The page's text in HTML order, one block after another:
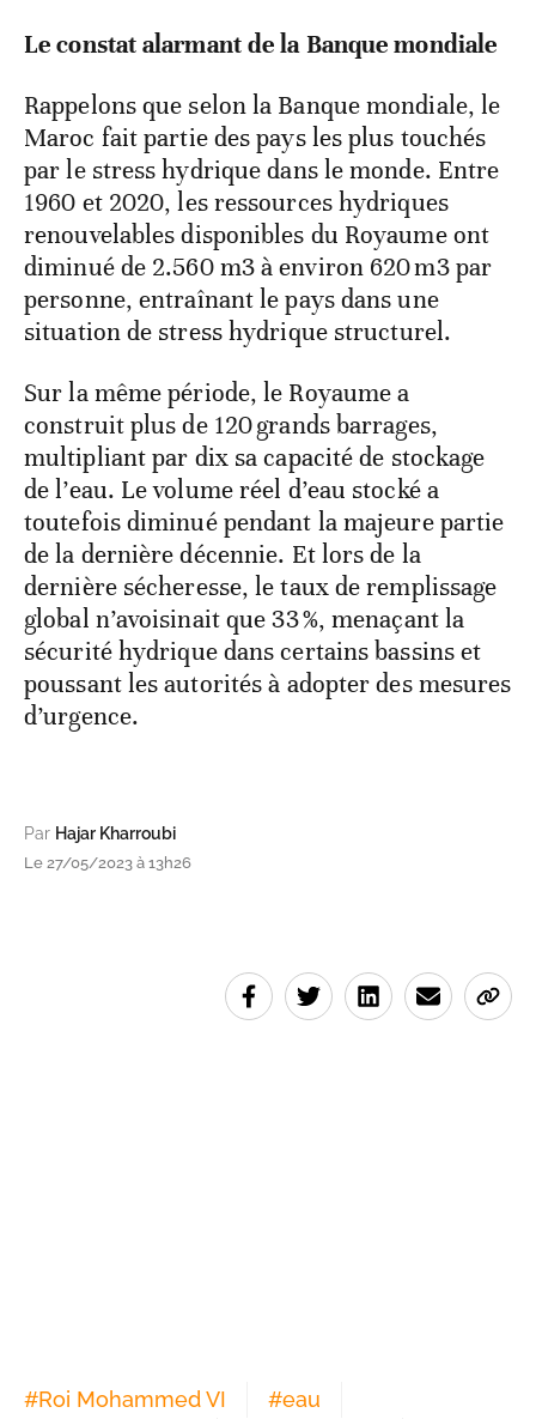
Le constat alarmant de la Banque mondiale
Rappelons que selon la Banque mondiale, le
Maroc fait partie des pays les plus touchés
par le stress hydrique dans le monde. Entre
1960 et 2020, les ressources hydriques
renouvelables disponibles du Royaume ont
diminué de 2.560 m3 à environ 620 m3 par
personne, entraînant le pays dans une
situation de stress hydrique structurel.
Sur la même période, le Royaume a
construit plus de 120 grands barrages,
multipliant par dix sa capacité de stockage
de l’eau. Le volume réel d’eau stocké a
toutefois diminué pendant la majeure partie
de la dernière décennie. Et lors de la
dernière sécheresse, le taux de remplissage
global n’avoisinait que 33 %, menaçant la
sécurité hydrique dans certains bassins et
poussant les autorités à adopter des mesures
d’urgence.
Par Hajar Kharroubi
Le 27/05/2023 à 13h26
#Roi Mohammed VI #eau